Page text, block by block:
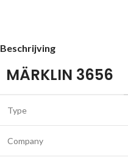
Beschrijving
MÄRKLIN 3656
Type
Company